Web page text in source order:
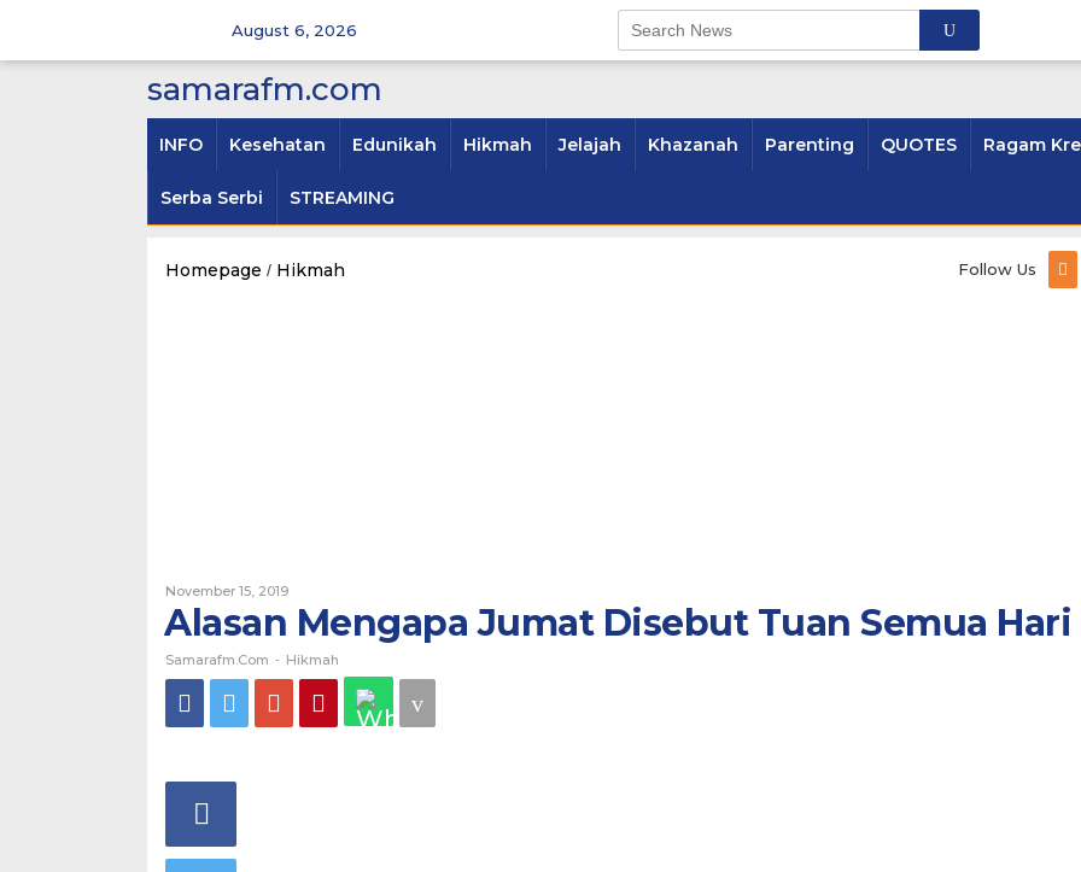
August 6, 2026
samarafm.com
INFO Kesehatan Edunikah Hikmah Jelajah Khazanah Parenting QUOTES Ragam
Serba Serbi STREAMING
Homepage / Hikmah Follow Us
November 15, 2019By
Samarafm.com
Alasan Mengapa Jumat Disebut Tuan Semua Hari
Samarafm.com - Hikmah